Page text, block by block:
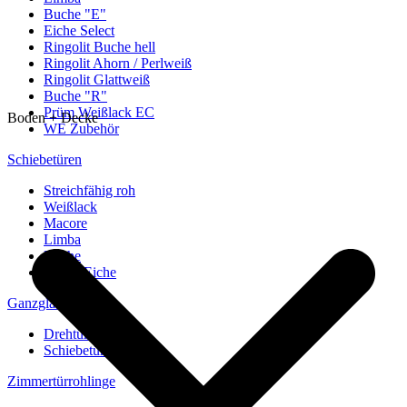
Buche "E"
Eiche Select
Ringolit Buche hell
Ringolit Ahorn / Perlweiß
Ringolit Glattweiß
Buche "R"
Prüm Weißlack EC
WE Zubehör
Schiebetüren
Streichfähig roh
Weißlack
Macore
Limba
Buche
europ. Eiche
Ganzglastüren
Drehtüren
Schiebetüren
Zimmertürrohlinge
Boden + Decke